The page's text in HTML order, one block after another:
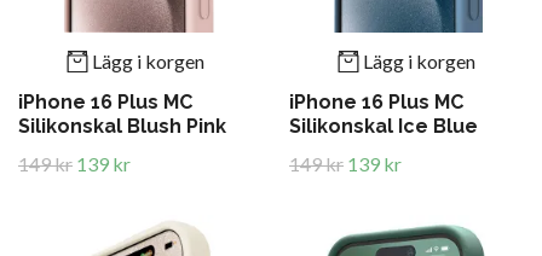
Lägg i korgen
iPhone 16 Plus MC
Silikonskal Blush Pink
149 kr 139 kr
Lägg i korgen
iPhone 16 Plus MC
Silikonskal Ice Blue
149 kr 139 kr